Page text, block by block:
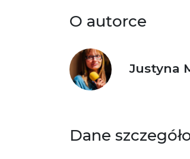
O autorce
Justyna
Dane